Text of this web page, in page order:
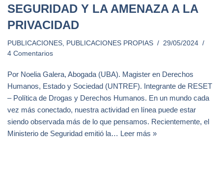
SEGURIDAD Y LA AMENAZA A LA
PRIVACIDAD
PUBLICACIONES, PUBLICACIONES PROPIAS
29/05/2024
4 Comentarios
Por Noelia Galera, Abogada (UBA). Magister en Derechos
Humanos, Estado y Sociedad (UNTREF). Integrante de RESET
– Política de Drogas y Derechos Humanos. En un mundo cada
vez más conectado, nuestra actividad en línea puede estar
siendo observada más de lo que pensamos. Recientemente, el
Ministerio de Seguridad emitió la… Leer más »